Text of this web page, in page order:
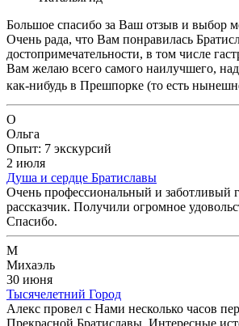
Большое спасибо за Ваш отзыв и выбор
Очень рада, что Вам понравилась
достопримечательности, в том числе
Вам желаю всего самого наилучшего,
как-нибудь в Прешпорке (то есть
О
Ольга
Опыт: 7 экскурсий
2 июля
Душа и сердце Братиславы
Очень профессиональный и заботливый
рассказчик. Получили огромное
Спасибо.
М
Михаэль
30 июня
Тысячелетний Город
Алекс провел с Нами несколько часов
Прекрасной Братиславы. Интересные